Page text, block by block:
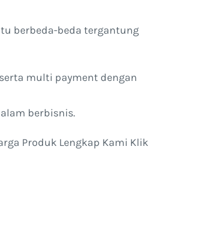
berbeda-beda tergantung
multi payment dengan
berbisnis.
Produk Lengkap Kami Klik